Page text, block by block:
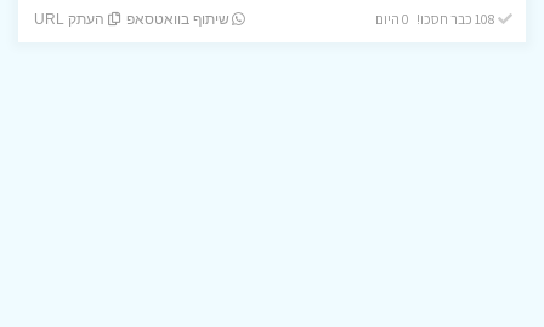
108 כבר חסכו! 0 היום שיתוף בוואטסאפ העתק URL